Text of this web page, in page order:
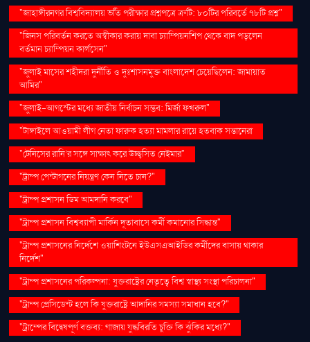
"জাহাঙ্গীরনগর বিশ্ববিদ্যালয় ভর্তি পরীক্ষার প্রশ্নপত্রে ত্রুটি: ৮০টির পরিবর্তে ৭৮টি প্রশ্ন"
"জিনস পরিবর্তন করতে অস্বীকার করায় দাবা চ্যাম্পিয়নশিপ থেকে বাদ পড়লেন
বর্তমান চ্যাম্পিয়ন কার্লসেন"
"জুলাই মাসের শহীদরা দুর্নীতি ও দুঃশাসনমুক্ত বাংলাদেশ চেয়েছিলেন: জামায়াত
আমির"
"জুলাই-আগস্টের মধ্যে জাতীয় নির্বাচন সম্ভব: মির্জা ফখরুল"
"টাঙ্গাইলে আওয়ামী লীগ নেতা ফারুক হত্যা মামলার রায়ে হতবাক সন্তানেরা
"টেনিসের রানি’র সঙ্গে সাক্ষাৎ করে উচ্ছ্বসিত নেইমার"
"ট্রাম্প পেন্টাগনের নিয়ন্ত্রণ কেন নিতে চান?"
"ট্রাম্প প্রশাসন ডিম আমদানি করবে"
"ট্রাম্প প্রশাসন বিশ্বব্যাপী মার্কিন দূতাবাসে কর্মী কমানোর সিদ্ধান্ত"
"ট্রাম্প প্রশাসনের নির্দেশে ওয়াশিংটনে ইউএসএআইডির কর্মীদের বাসায় থাকার
নির্দেশ"
"ট্রাম্প প্রশাসনের পরিকল্পনা: যুক্তরাষ্ট্রের নেতৃত্বে বিশ্ব স্বাস্থ্য সংস্থা পরিচালনা"
"ট্রাম্প প্রেসিডেন্ট হলে কি যুক্তরাষ্ট্রে আদানির সমস্যা সমাধান হবে?"
"ট্রাম্পের বিদ্বেষপূর্ণ বক্তব্য: গাজায় যুদ্ধবিরতি চুক্তি কি ঝুঁকির মধ্যে?"